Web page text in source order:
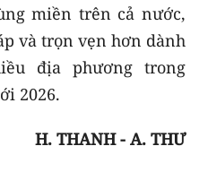
miền trên cả nước,
và trọn vẹn hơn dành
địa phương trong
2026.
H. THANH - A. THƯ